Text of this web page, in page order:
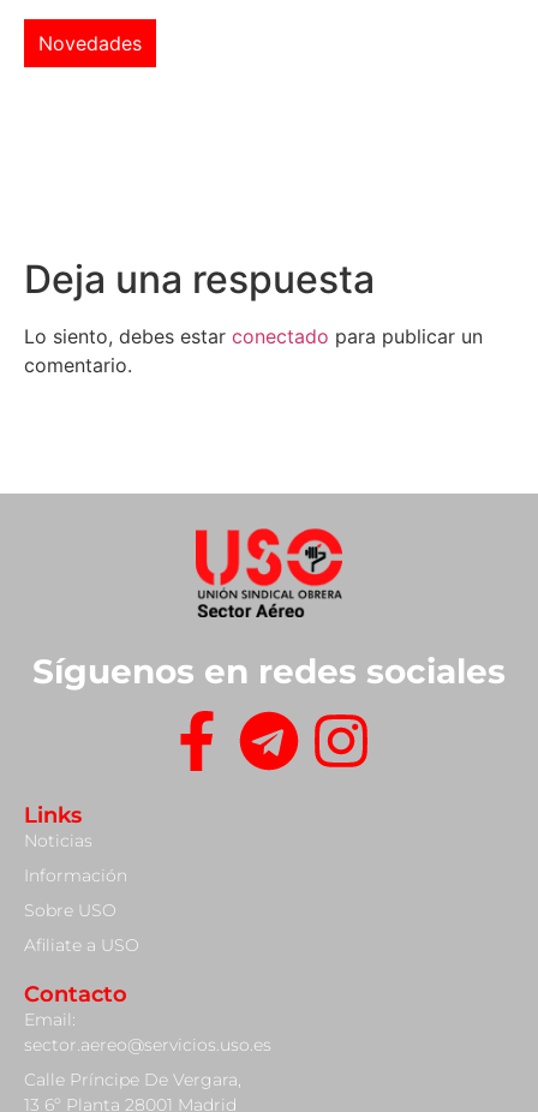
Novedades
Deja una respuesta
Lo siento, debes estar conectado para publicar un
comentario.
Síguenos en redes sociales
Links
Noticias
Información
Sobre USO
Afiliate a USO
Contacto
Email:
sector.aereo@servicios.uso.es
Calle Príncipe De Vergara,
13 6º Planta 28001 Madrid